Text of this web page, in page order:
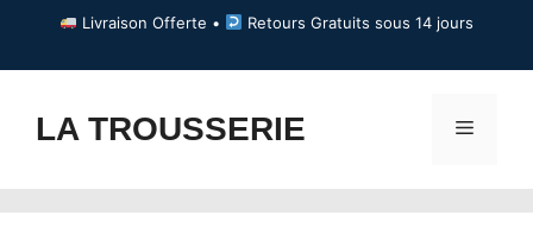
Livraison Offerte • Retours Gratuits sous 14 jours
LA TROUSSERIE Menu